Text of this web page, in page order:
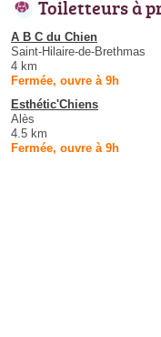
Toiletteurs à
A B C du Chien
Saint-Hilaire-de-Brethmas
4 km
Fermée, ouvre à 9h
Esthétic'Chiens
Alès
4.5 km
Fermée, ouvre à 9h